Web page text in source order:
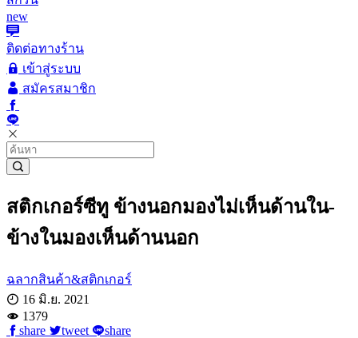
new
ติดต่อทางร้าน
เข้าสู่ระบบ
สมัครสมาชิก
สติกเกอร์ซีทู ข้างนอกมองไม่เห็นด้านใน-
ข้างในมองเห็นด้านนอก
ฉลากสินค้า&สติกเกอร์
16 มิ.ย. 2021
1379
share
tweet share